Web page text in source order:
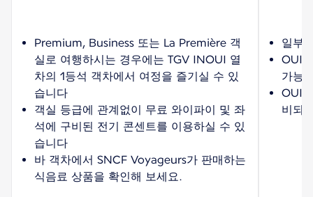
Premium, Business 또는 La Première 객
실로 여행하시는 경우에는 TGV INOUI 열
차의 1등석 객차에서 여정을 즐기실 수 있
습니다
객실 등급에 관계없이 무료 와이파이 및 좌
석에 구비된 전기 콘센트를 이용하실 수 있
습니다
바 객차에서 SNCF Voyageurs가 판매하는
식음료 상품을 확인해 보세요.
일부
가능
비되